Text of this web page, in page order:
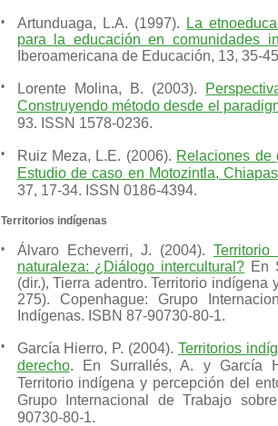
• Artunduaga, L.A. (1997).
La
para la educación en comunidades
Iberoamericana de Educación, 13, 35-
• Lorente Molina, B. (2003).
Construyendo método desde el
93. ISSN 1578-0236.
• Ruiz Meza, L.E. (2006). Relaciones de
Estudio de caso en Motozintla, Chiapas
37, 17-34. ISSN 0186-4394.
Territorios indígenas
• Álvaro Echeverri, J. (2004).
naturaleza: ¿Diálogo intercultural? En
(dir.), Tierra adentro. Territorio
275). Copenhague: Grupo
Indígenas. ISBN 87-90730-80-1.
• García Hierro, P. (2004).Territorios
derecho. En Surrallés, A. y García
Territorio indígena y percepción del
Grupo Internacional de Trabajo
90730-80-1.